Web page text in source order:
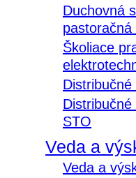
Duchovná
pastoračná
Školiace
STO
Veda a
Veda a